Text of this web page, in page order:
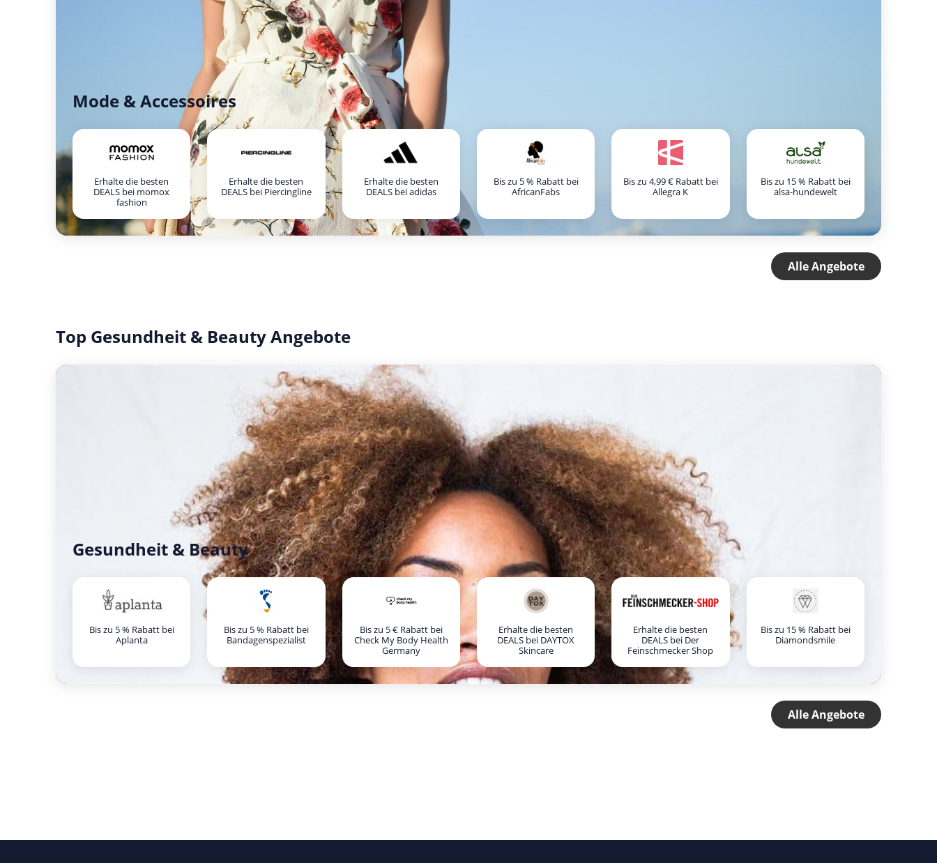
Mode & Accessoires
Erhalte die besten
DEALS bei momox
fashion
Erhalte die besten
DEALS bei Piercingline
Erhalte die besten
DEALS bei adidas
Bis zu 5 % Rabatt bei
AfricanFabs
Bis zu 4,99 € Rabatt bei
Allegra K
Bis zu 15 % Rabatt bei
alsa-hundewelt
Alle Angebote
Top Gesundheit & Beauty Angebote
Gesundheit & Beauty
Bis zu 5 % Rabatt bei
Aplanta
Bis zu 5 % Rabatt bei
Bandagenspezialist
Bis zu 5 € Rabatt bei
Check My Body Health
Germany
Erhalte die besten
DEALS bei DAYTOX
Skincare
Erhalte die besten
DEALS bei Der
Feinschmecker Shop
Bis zu 15 % Rabatt bei
Diamondsmile
Alle Angebote